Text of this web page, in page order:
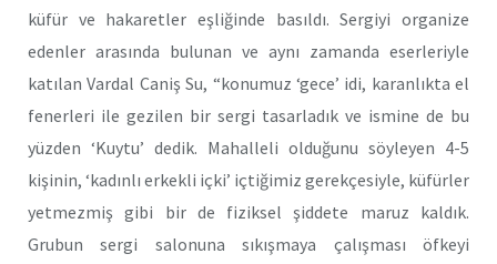
küfür ve hakaretler eşliğinde basıldı. Sergiyi organize
edenler arasında bulunan ve aynı zamanda eserleriyle
katılan Vardal Caniş Su, “konumuz ‘gece’ idi, karanlıkta el
fenerleri ile gezilen bir sergi tasarladık ve ismine de bu
yüzden ‘Kuytu’ dedik. Mahalleli olduğunu söyleyen 4-5
kişinin, ‘kadınlı erkekli içki’ içtiğimiz gerekçesiyle, küfürler
yetmezmiş gibi bir de fiziksel şiddete maruz kaldık.
Grubun sergi salonuna sıkışmaya çalışması öfkeyi